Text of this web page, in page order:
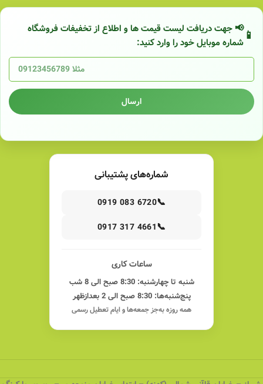
📢 جهت دریافت لیست قیمت ها و اطلاع از تخفیفات فروشگاه
شماره موبایل خود را وارد کنید:
ارسال
شماره‌های پشتیبانی
📞
0919 083 6720
📞
0917 317 4661
ساعات کاری
شنبه تا چهارشنبه: 8:30 صبح الی 8 شب
پنج‌شنبه‌ها: 8:30 صبح الی 2 بعدازظهر
همه روزه به‌جز جمعه‌ها و ایام تعطیل رسمی